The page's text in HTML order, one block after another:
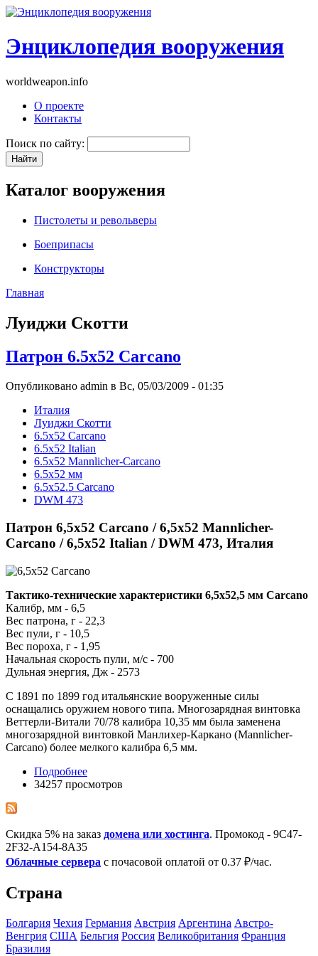
Энциклопедия вооружения
worldweapon.info
О проекте
Контакты
Поиск по сайту:
Каталог вооружения
Пистолеты и револьверы
Боеприпасы
Конструкторы
Главная
Луиджи Скотти
Патрон 6.5x52 Cаrсаnо
Опубликовано admin в Вс, 05/03/2009 - 01:35
Италия
Луиджи Скотти
6.5x52 Cаrсаnо
6.5x52 Italian
6.5x52 Mannlicher-Carcano
6.5x52 мм
6.5x52.5 Carcano
DWM 473
Патрон 6,5x52 Cаrсаnо / 6,5x52 Mannlicher-
Carcano / 6,5x52 Italian / DWM 473, Италия
Тактико-технические характеристики 6,5x52,5 мм Carcano
Калибр, мм - 6,5
Вес патрона, г - 22,3
Вес пули, г - 10,5
Вес пороха, г - 1,95
Начальная скорость пули, м/с - 700
Дульная энергия, Дж - 2573
С 1891 по 1899 год итальянские вооруженные силы
оснащались оружием нового типа. Многозарядная винтовка
Веттерли-Витали 70/78 калибра 10,35 мм была заменена
многозарядной винтовкой Манлихер-Каркано (Mannlicher-
Carcano) более мелкого калибра 6,5 мм.
Подробнее
34257 просмотров
Скидка 5% на заказ домена или хостинга. Промокод - 9C47-
2F32-A154-8A35
Облачные сервера с почасовой оплатой от 0.37 ₽/час.
Страна
Болгария Чехия Германия Австрия Аргентина Австро-
Венгрия США Бельгия Росcия Великобритания Франция
Бразилия